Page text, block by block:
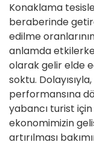
Konaklama
beraberinde
edilme
anlamda
olarak gelir elde
soktu.
performansına
yabancı turist
ekonomimizin
artırılması